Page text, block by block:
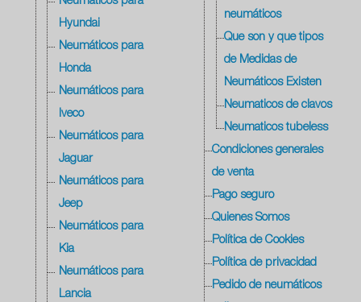
Hyundai
Neumáticos para
Honda
Neumáticos para
Iveco
Neumáticos para
Jaguar
Neumáticos para
Jeep
Neumáticos para
Kia
Neumáticos para
Lancia
neumáticos
Que son y que tipos
de Medidas de
Neumáticos Existen
Neumaticos de clavos
Neumaticos tubeless
Condiciones generales
de venta
Pago seguro
Quienes Somos
Política de Cookies
Política de privacidad
Pedido de neumáticos